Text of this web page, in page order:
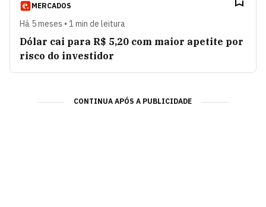
MERCADOS
Há 5 meses • 1 min de leitura
Dólar cai para R$ 5,20 com maior apetite por
risco do investidor
CONTINUA APÓS A PUBLICIDADE